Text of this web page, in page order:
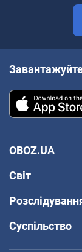
OBOZ.UA
Світ
Суспільство